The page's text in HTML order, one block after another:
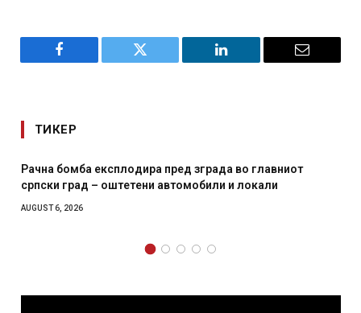
Facebook Twitter LinkedIn Email
ТИКЕР
пред зграда во главниот
автомобили и локали
И Данска се
месечна воена